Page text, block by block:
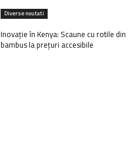
Diverse noutati
Inovație în Kenya: Scaune cu rotile din
bambus la prețuri accesibile